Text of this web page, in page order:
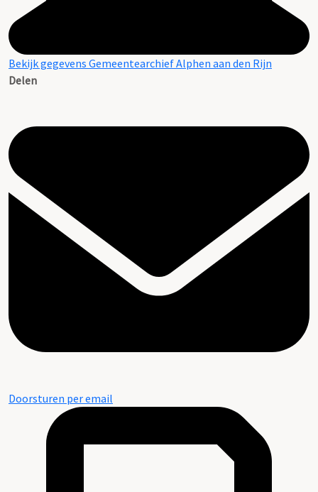
Bekijk gegevens Gemeentearchief Alphen aan den Rijn
Delen
Doorsturen per email